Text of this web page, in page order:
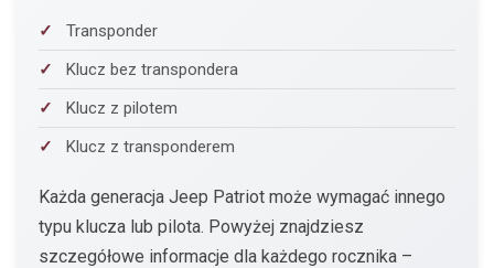
Transponder
Klucz bez transpondera
Klucz z pilotem
Klucz z transponderem
Każda generacja Jeep Patriot może wymagać innego
typu klucza lub pilota. Powyżej znajdziesz
szczegółowe informacje dla każdego rocznika –